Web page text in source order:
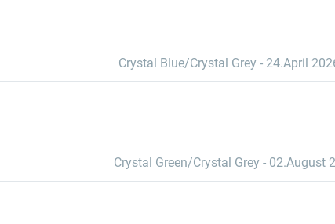
Crystal Blue/Crystal Grey - 24.April
Crystal Green/Crystal Grey - 02.August